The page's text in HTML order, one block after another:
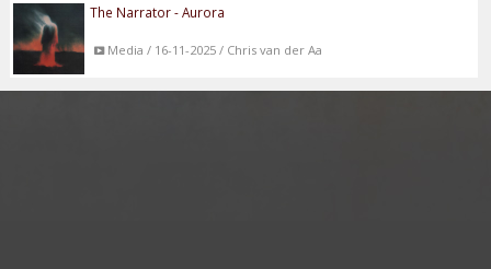
The Narrator - Aurora
Media / 16-11-2025 / Chris van der Aa